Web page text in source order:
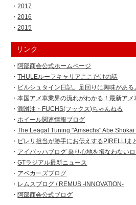
2017
2016
2015
リンク
阿部商会公式ホームページ
THULEルーフキャリアここだけの話
ビルシュタイン日記。足回りに興味があ
本国アメ車業界の流れがわかる！最新ア
潤滑油・FUCHS(フックス)ちゃんねる
ホイール関連情報ブログ
The Leagal Tuning "Amsechs" Abe Shokai
ピレリ担当が勝手にお伝えするPIRELLIま
アイバッハブログ 乗り心地を損なわない
GTラジアル最新ニュース
アベカーズブログ
レムスブログ / REMUS -INNOVATION-
阿部商会公式ブログ